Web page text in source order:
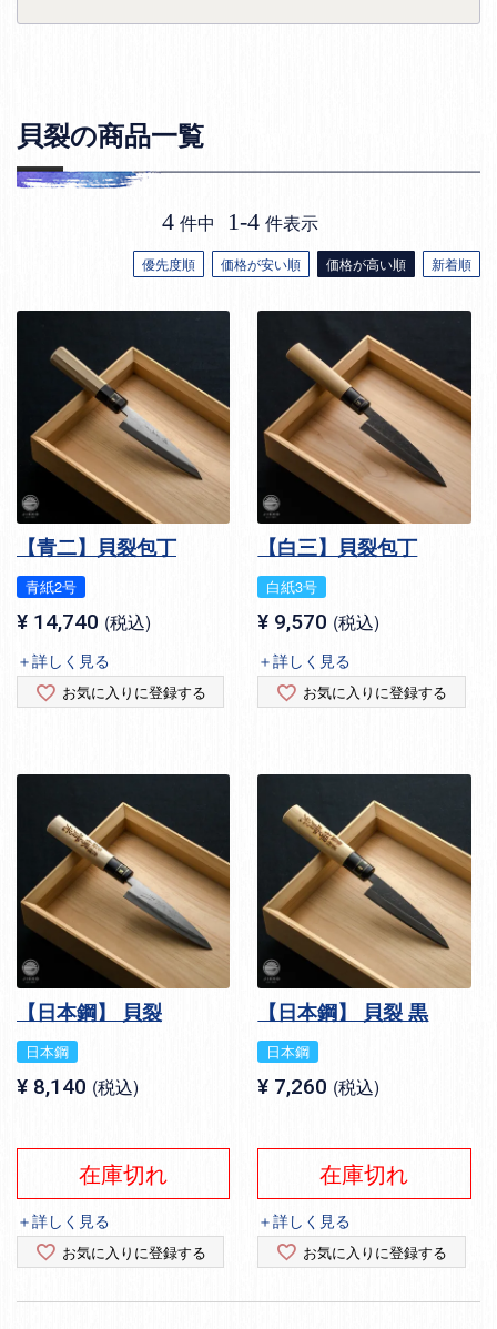
貝裂の商品一覧
優先度順 価格が安い順 価格が高い順 新着順
4 件中 1-4 件表示
【青二】貝裂包丁
青紙2号
¥ 14,740 税込
＋詳しく見る
お気に入りに登録する
【白三】貝裂包丁
白紙3号
¥ 9,570 税込
＋詳しく見る
お気に入りに登録する
【日本鋼】 貝裂
日本鋼
¥ 8,140 税込
在庫切れ
＋詳しく見る
お気に入りに登録する
【日本鋼】 貝裂 黒
日本鋼
¥ 7,260 税込
在庫切れ
＋詳しく見る
お気に入りに登録する